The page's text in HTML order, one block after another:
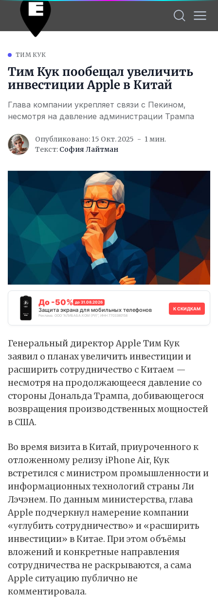
ТИМ КУК
Тим Кук пообещал увеличить
инвестиции Apple в Китай
Глава компании укрепляет связи с Пекином,
несмотря на давление администрации Трампа
Опубликовано: 15 Окт. 2025
1 мин.
Текст: София Лайтман
До -50% до 31.08.2026
Защита экрана для мобильных телефонов
Реклама. ООО "АЛИБАБА.КОМ (РУ)", ИНН 7703380158
К СКИДКАМ
Генеральный директор Apple Тим Кук
заявил о планах увеличить инвестиции и
расширить сотрудничество с Китаем —
несмотря на продолжающееся давление со
стороны Дональда Трампа, добивающегося
возвращения производственных мощностей
в США.
Во время визита в Китай, приуроченного к
отложенному релизу iPhone Air, Кук
встретился с министром промышленности и
информационных технологий страны Ли
Лэчэнем. По данным министерства, глава
Apple подчеркнул намерение компании
«углубить сотрудничество» и «расширить
инвестиции» в Китае. При этом объёмы
вложений и конкретные направления
сотрудничества не раскрываются, а сама
Apple ситуацию публично не
комментировала.